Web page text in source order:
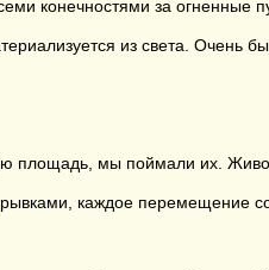
конечностями за огненные
из света. Очень
площадь, мы поймали их. Живо.
каждое перемещение